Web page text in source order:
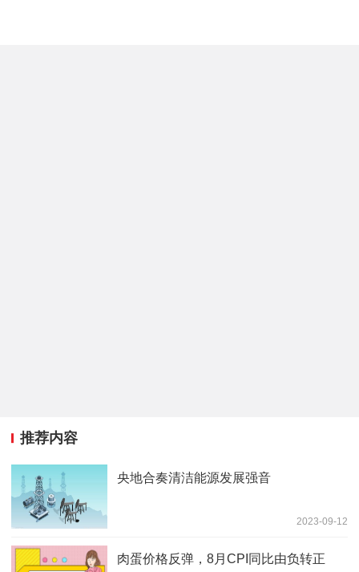
推荐内容
央地合奏清洁能源发展强音
2023-09-12
肉蛋价格反弹，8月CPI同比由负转正